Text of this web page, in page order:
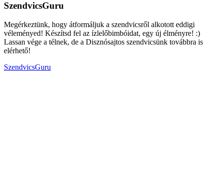
SzendvicsGuru
Megérkeztünk, hogy átformáljuk a szendvicsről alkotott eddigi
véleményed! Készítsd fel az ízlelőbimbóidat, egy új élményre! :)
Lassan vége a télnek, de a Disznósajtos szendvicsünk továbbra is
elérhető!
SzendvicsGuru